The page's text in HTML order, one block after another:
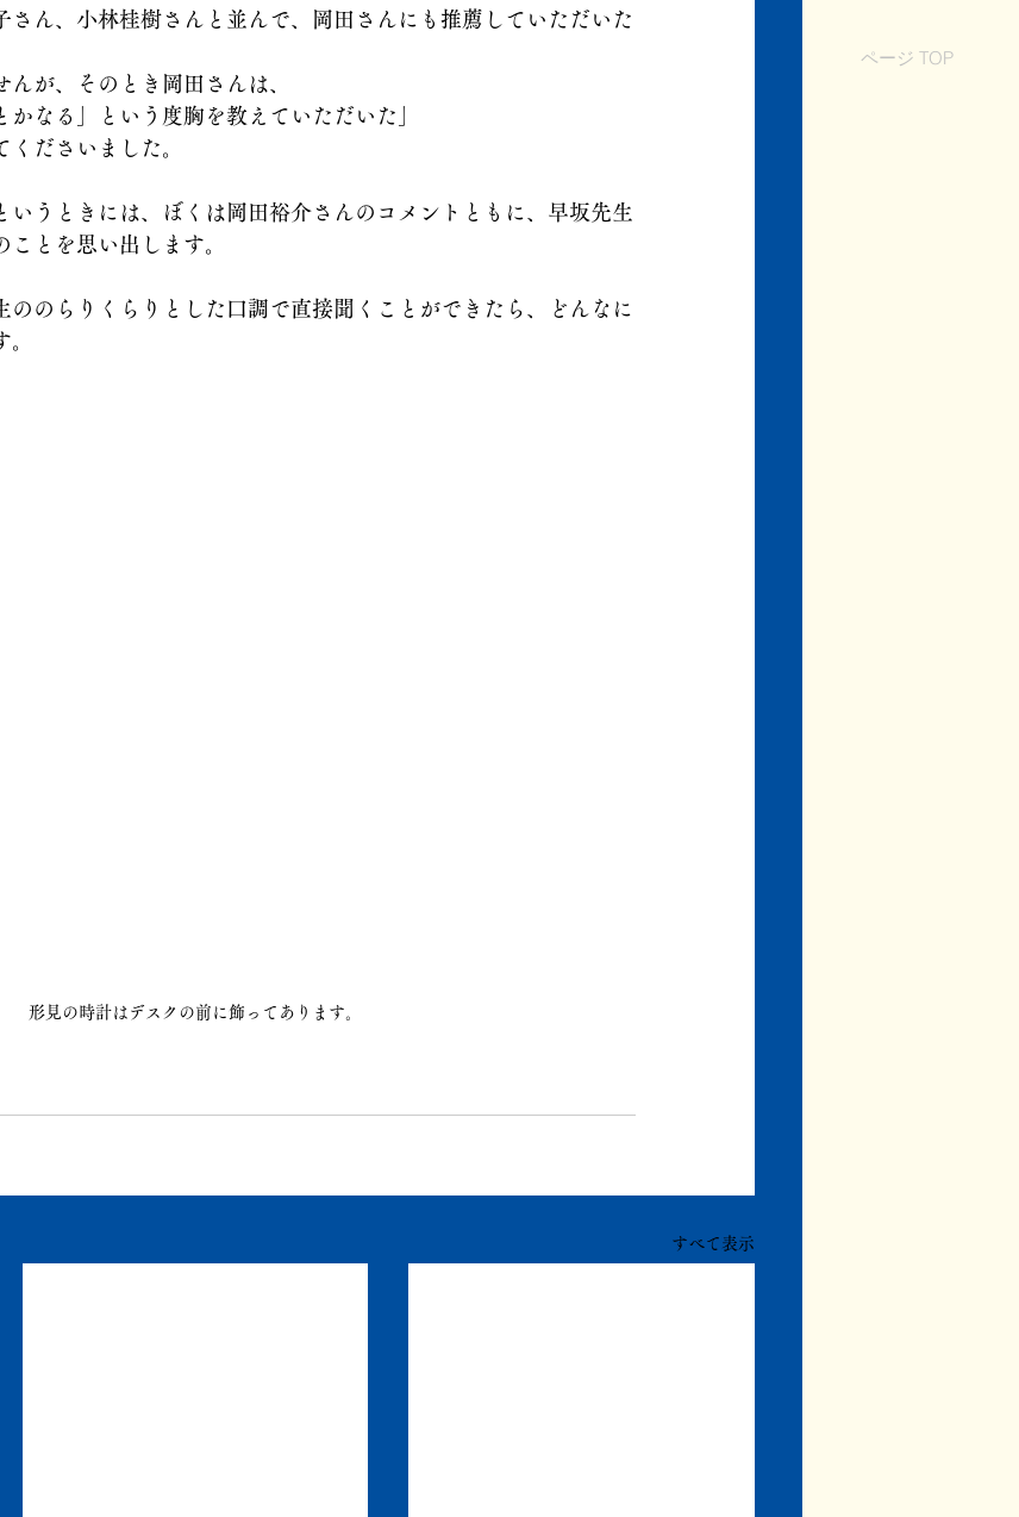
ページ TOP
さん、小林桂樹さんと並んで、岡田さんにも推薦していただいた
が、そのとき岡田さんは、
かなる」という度胸を教えていただいた」
くださいました。
いうときには、ぼくは岡田裕介さんのコメントともに、早坂先生
とを思い出します。
ののらりくらりとした口調で直接聞くことができたら、どんなに
形見の時計はデスクの前に飾ってあります。
すべて表示